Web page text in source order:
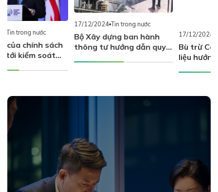
Tin trong nước
Bộ Xây dựng ban hành
thông tư hướng dẫn quy
trình, quy định kiểm kê,
báo cáo, thẩm định giảm
17/12/2024 Tin trong nước
Bù trừ Carbon là gì? Tài
liệu hướng dẫn bù trừ